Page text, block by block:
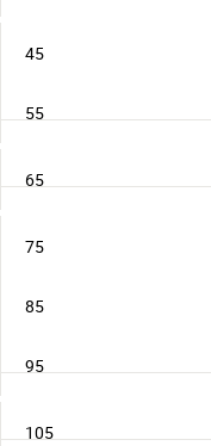
45
55
65
75
85
95
105